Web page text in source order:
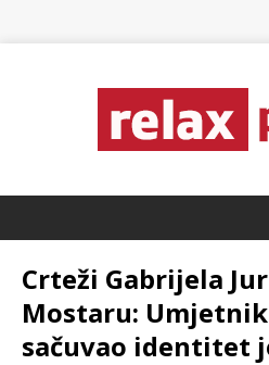
Crteži Gabrijela
Mostaru:
sačuvao identitet